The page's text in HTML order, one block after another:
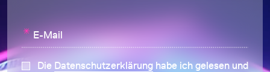
* E-Mail
Die Datenschutzerklärunghabe ich gelesen und